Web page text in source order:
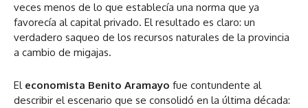
veces menos de lo que establecía una norma que ya
favorecía al capital privado. El resultado es claro: un
verdadero saqueo de los recursos naturales de la provincia
a cambio de migajas.
El economista Benito Aramayo fue contundente al
describir el escenario que se consolidó en la última década: